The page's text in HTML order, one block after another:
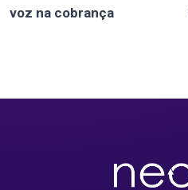
voz na cobrança